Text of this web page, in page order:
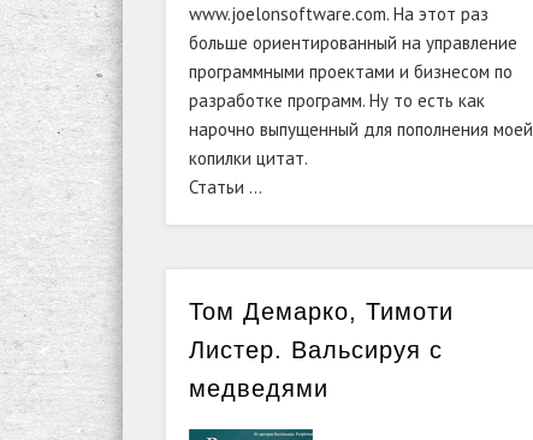
www.joelonsoftware.com. На этот раз
больше ориентированный на управление
программными проектами и бизнесом по
разработке программ. Ну то есть как
нарочно выпущенный для пополнения моей
копилки цитат.
Статьи …
Том Демарко, Тимоти
Листер. Вальсируя с
медведями